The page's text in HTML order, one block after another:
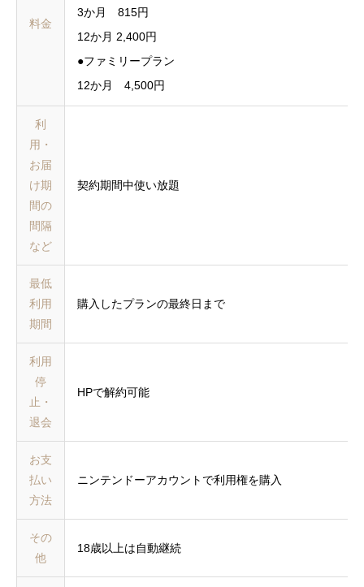
料金
3か月 815円
12か月 2,400円
●ファミリープラン
12か月 4,500円
利
用・
お届
け期
間の
間隔
など
契約期間中使い放題
最低
利用
期間
購入したプランの最終日まで
利用
停
止・
退会
HPで解約可能
お支
払い
方法
ニンテンドーアカウントで利用権を購入
その
他
18歳以上は自動継続